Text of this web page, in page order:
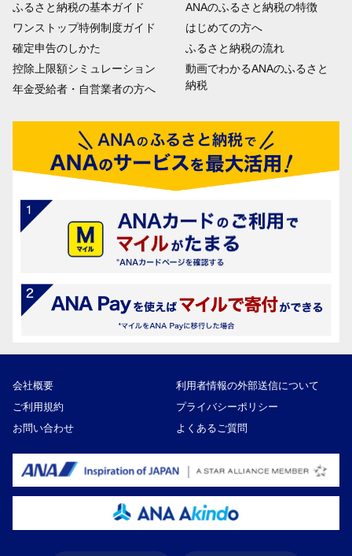
ふるさと納税の基本ガイド
ワンストップ特例制度ガイド
確定申告のしかた
控除上限額シミュレーション
年金受給者・自営業者の方へ
ANAのふるさと納税の特徴
はじめての方へ
ふるさと納税の流れ
動画でわかるANAのふるさと
納税
会社概要
利用者情報の外部送信について
ご利用規約
プライバシーポリシー
お問い合わせ
よくあるご質問